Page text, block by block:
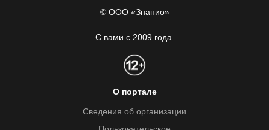
© ООО «Знанио»
С вами с 2009 года.
О портале
Сведения об организации